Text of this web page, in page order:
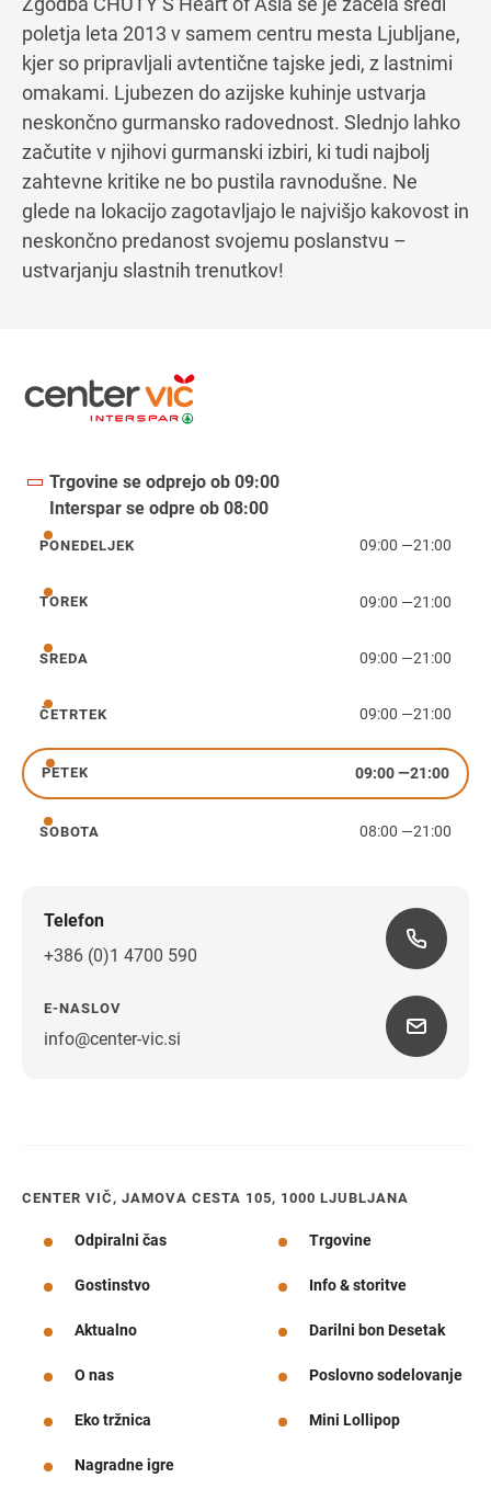
poletja leta 2013 v samem centru mesta Ljubljane,
kjer so pripravljali avtentične tajske jedi, z lastnimi
omakami. Ljubezen do azijske kuhinje ustvarja
neskončno gurmansko radovednost. Slednjo lahko
začutite v njihovi gurmanski izbiri, ki tudi najbolj
zahtevne kritike ne bo pustila ravnodušne. Ne
glede na lokacijo zagotavljajo le najvišjo kakovost in
neskončno predanost svojemu poslanstvu –
ustvarjanju slastnih trenutkov!
Trgovine se odprejo ob 09:00
Interspar se odpre ob 08:00
ponedeljek
PONEDELJEK 09:00 —21:00
torek
TOREK 09:00 —21:00
sreda
SREDA 09:00 —21:00
četrtek
ČETRTEK 09:00 —21:00
petek
PETEK 09:00—21:00
sobota
SOBOTA 08:00 —21:00
Telefon
+386 (0)1 4700 590
E-NASLOV
info@center-vic.si
CENTER VIČ, JAMOVA CESTA 105, 1000 LJUBLJANA
Odpiralni čas Trgovine
Gostinstvo Info & storitve
Aktualno Darilni bon Desetak
O nas Poslovno sodelovanje
Eko tržnica Mini Lollipop
Nagradne igre